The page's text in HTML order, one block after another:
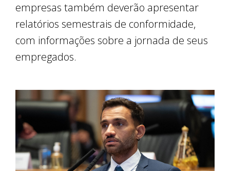
empresas também deverão apresentar
relatórios semestrais de conformidade,
com informações sobre a jornada de seus
empregados.